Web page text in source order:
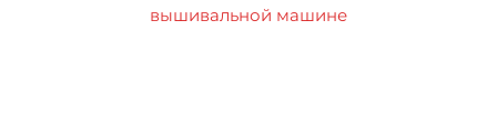
вышивальной машине